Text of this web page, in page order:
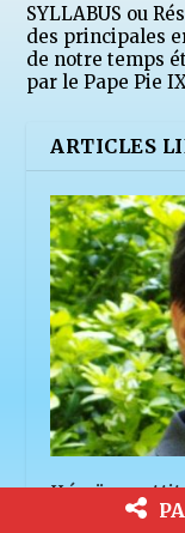
SYLLABUS ou
des principales
de notre temps
par le Pape Pie
ARTICLES
Héroïque